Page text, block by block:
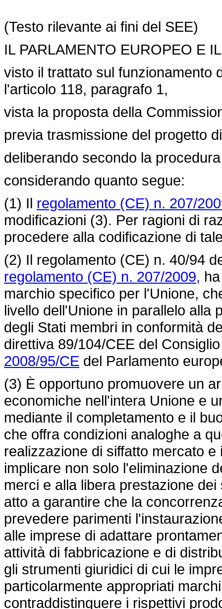
(Testo rilevante ai fini del SEE)
IL PARLAMENTO EUROPEO E
visto il trattato sul funzionamento
l'articolo 118, paragrafo 1,
vista la proposta della
previa trasmissione del progetto
deliberando secondo la
considerando quanto segue:
(1) Il regolamento (CE) n. 207/
modificazioni (3). Per ragioni di
procedere alla codificazione di
(2) Il regolamento (CE) n. 40/94
regolamento (CE) n. 207/2009,
marchio specifico per l'Unione,
livello dell'Unione in parallelo alla
degli Stati membri in conformità
direttiva 89/104/CEE del
2008/95/CE del Parlamento
(3) È opportuno promuovere un
economiche nell'intera Unione e
mediante il completamento e il
che offra condizioni analoghe a
realizzazione di siffatto mercato
implicare non solo l'eliminazione
merci e alla libera prestazione
atto a garantire che la
prevedere parimenti
alle imprese di adattare
attività di fabbricazione e di
gli strumenti giuridici di cui le
particolarmente appropriati
contraddistinguere i rispettivi